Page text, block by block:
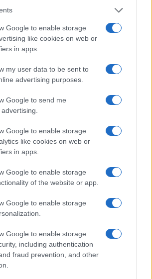
Google to enable storage
like cookies on web or
in apps.
my user data to be sent to
advertising purposes.
Google to send me
Google to enable storage
like cookies on web or
in apps.
Google to enable storage
of the website or app.
Google to enable storage
Google to enable storage
including authentication
fraud prevention, and other